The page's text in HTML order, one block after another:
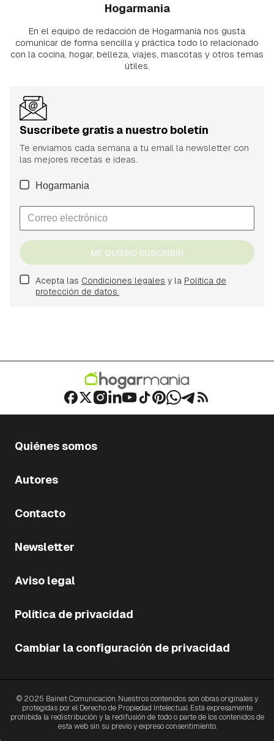
Hogarmania
En el equipo de redacción de Hogarmania nos gusta
comunicar de forma sencilla y práctica todo lo relacionado
con la cocina, hogar, belleza, viajes, mascotas y otros temas
útiles.
Suscríbete gratis a nuestro boletín
Te enviamos cada semana a tu email la newsletter con
las mejores recetas e ideas.
Hogarmania
ME QUIERO SUSCRIBIR
Acepta las Condiciones legales y la Política de
protección de datos.
Quiénes somos
Autores
Contacto
Newsletter
Aviso legal
Política de privacidad
Cambiar la configuración de privacidad
© 2025 Bainet Comunicación. Nuestros contenidos son obras originales y
protegidas por el Derecho de Propiedad Intelectual. Está expresamente
prohibida la redistribución y la redifusión de todo o parte de los contenidos de
esta web sin su previo y expreso consentimiento.